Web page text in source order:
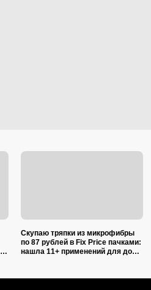
Скупаю тряпки из микрофибры
по 87 рублей в Fix Price пачками:
нашла 11+ применений для дома